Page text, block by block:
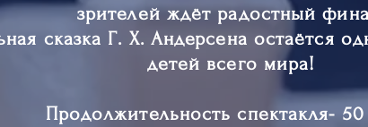
зрителей ждёт радостный
сказка Г. Х. Андерсена остаётся
детей всего мира!
Продолжительность спектакля-